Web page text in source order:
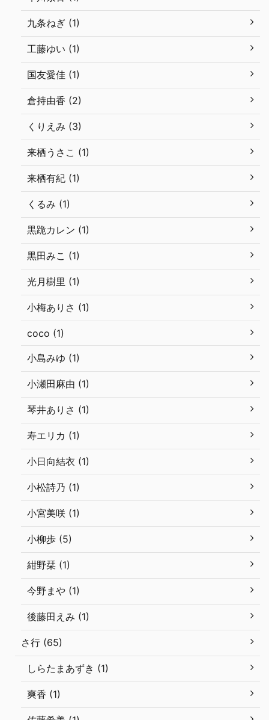
九条ねぎ (1)
工藤ゆい (1)
国友愛佳 (1)
倉持由香 (2)
くりえみ (3)
来栖うさこ (1)
来栖有紀 (1)
くるみ (1)
黒跪カレン (1)
黒田みこ (1)
光月樹里 (1)
小梅ありさ (1)
coco (1)
小島みゆ (1)
小瀬田麻由 (1)
琴井ありさ (1)
寿エリカ (1)
小日向結衣 (1)
小松詩乃 (1)
小宮美咲 (1)
小柳歩 (5)
紺野栞 (1)
今野まや (1)
後藤田えみ (1)
さ行 (65)
しらたまあずき (1)
爽香 (1)